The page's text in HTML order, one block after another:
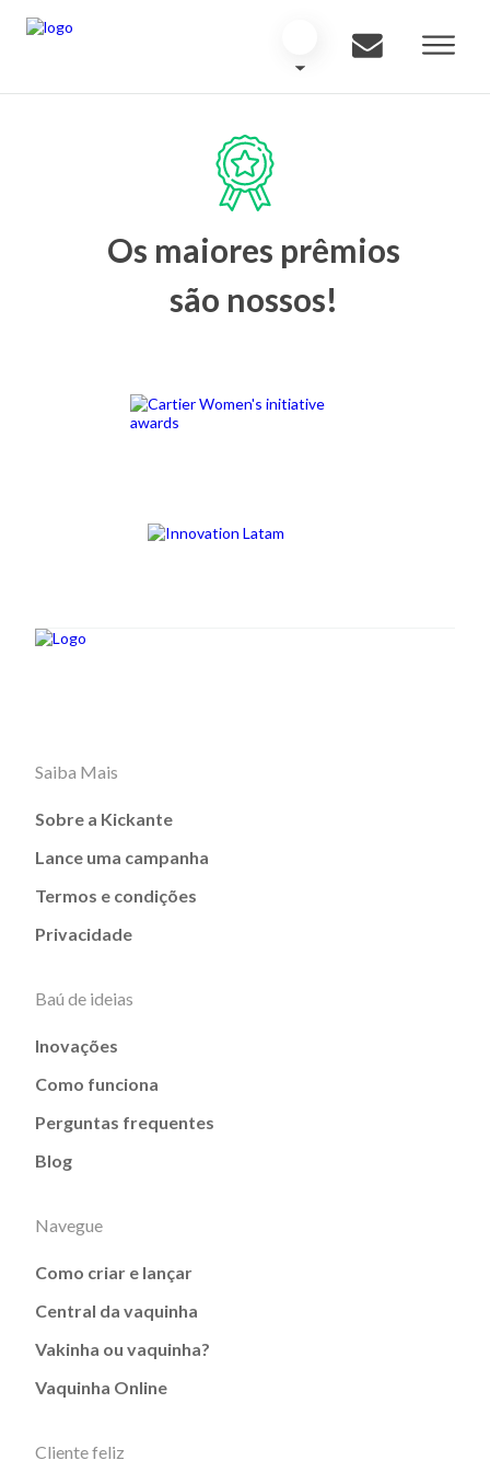
Os maiores prêmios
são nossos!
Saiba Mais
Sobre a Kickante
Lance uma campanha
Termos e condições
Privacidade
Baú de ideias
Inovações
Como funciona
Perguntas frequentes
Blog
Navegue
Como criar e lançar
Central da vaquinha
Vakinha ou vaquinha?
Vaquinha Online
Cliente feliz